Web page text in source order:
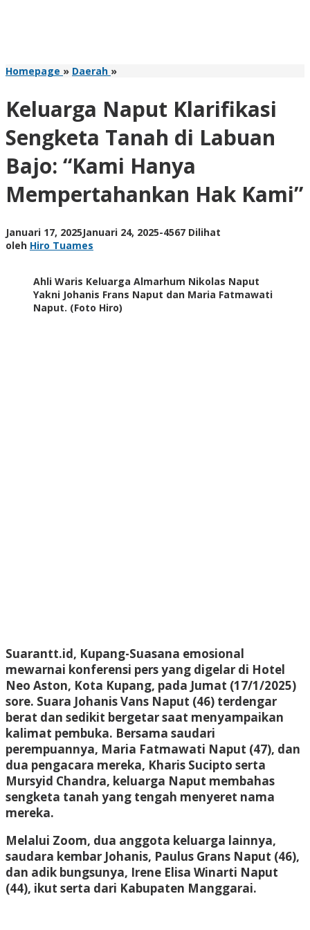
Homepage » Daerah »Keluarga
Sengketa
Tanah
di
Labuan
Bajo:
"Kami
Hanya
Mempertahankan
Kami"
Keluarga Naput Klarifikasi
Sengketa Tanah di Labuan
Bajo: “Kami Hanya
Mempertahankan Hak Kami”
Januari 17, 2025Januari 24, 2025oleh
-4567 Dilihat
oleh Hiro Tuames
Ahli Waris Keluarga Almarhum Nikolas Naput
Yakni Johanis Frans Naput dan Maria Fatmawati
Naput. (Foto Hiro)
Suarantt.id, Kupang-Suasana emosional
mewarnai konferensi pers yang digelar di Hotel
Neo Aston, Kota Kupang, pada Jumat (17/1/2025)
sore. Suara Johanis Vans Naput (46) terdengar
berat dan sedikit bergetar saat menyampaikan
kalimat pembuka. Bersama saudari
perempuannya, Maria Fatmawati Naput (47), dan
dua pengacara mereka, Kharis Sucipto serta
Mursyid Chandra, keluarga Naput membahas
sengketa tanah yang tengah menyeret nama
mereka.
Melalui Zoom, dua anggota keluarga lainnya,
saudara kembar Johanis, Paulus Grans Naput (46),
dan adik bungsunya, Irene Elisa Winarti Naput
(44), ikut serta dari Kabupaten Manggarai.